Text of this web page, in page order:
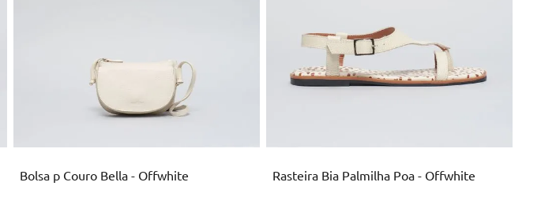
U
Bolsa p Couro Bella - Offwhite Rasteira Bia Palmilha Poa - Offwhite